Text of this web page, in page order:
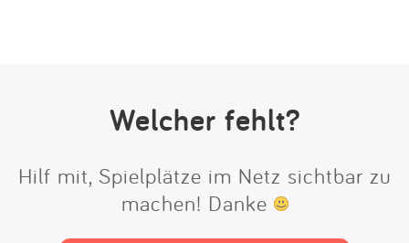
Welcher fehlt?
Hilf mit, Spielplätze im Netz sichtbar zu
machen! Danke